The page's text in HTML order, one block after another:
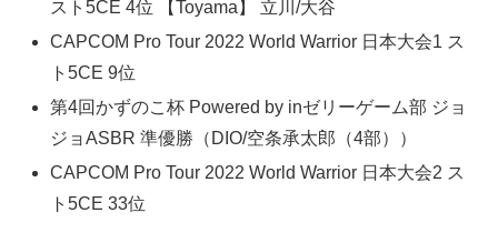
スト5CE 4位 【Toyama】 立川/大谷
CAPCOM Pro Tour 2022 World Warrior 日本大会1 ス
ト5CE 9位
第4回かずのこ杯 Powered by inゼリーゲーム部 ジョ
ジョASBR 準優勝（DIO/空条承太郎（4部））
CAPCOM Pro Tour 2022 World Warrior 日本大会2 ス
ト5CE 33位